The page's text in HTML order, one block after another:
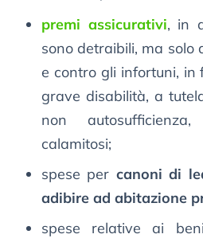
premi assicurativi, in
sono detraibili, ma solo
e contro gli infortuni, in
grave disabilità, a
non
calamitosi;
spese per canoni di
adibire ad abitazione
spese relative ai